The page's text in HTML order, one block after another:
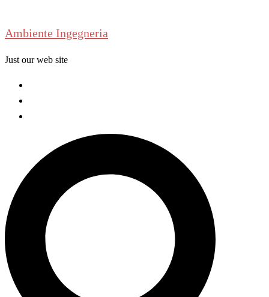
to
Ambiente Ingegneria
Just our web site